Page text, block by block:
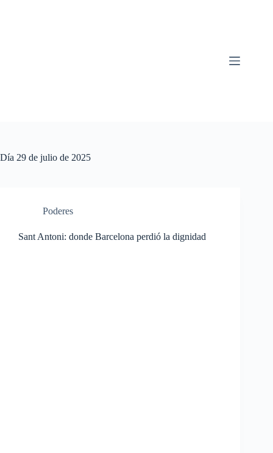
Día 29 de julio de 2025
Poderes
Sant Antoni: donde Barcelona perdió la dignidad